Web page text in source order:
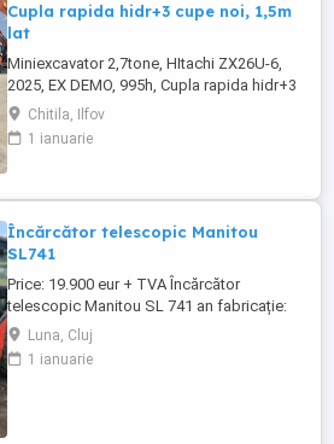
Cupla rapida hidr+3 cupe noi, 1,5m
lat
Miniexcavator 2,7tone, HItachi ZX26U-6,
2025, EX DEMO, 995h, Cupla rapida hidr+3
cupe noi, 1,5m lat
Chitila, Ilfov
1 ianuarie
Încărcător telescopic Manitou
SL741
Price: 19.900 eur + TVA Încărcător
telescopic Manitou SL 741 an fabricație:
2008 ore de funcționare: 7.500 h
Caracteristici: cu telecomanda braț de 7 m
lungime, ridică 4 tone, 4X4, motor de
Luna, Cluj
1 ianuarie